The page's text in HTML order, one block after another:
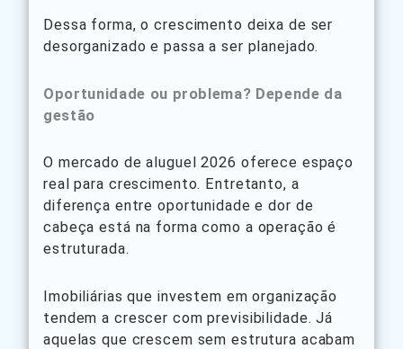
Dessa forma, o crescimento deixa de ser
desorganizado e passa a ser planejado.
Oportunidade ou problema? Depende da
gestão
O mercado de aluguel 2026 oferece espaço
real para crescimento. Entretanto, a
diferença entre oportunidade e dor de
cabeça está na forma como a operação é
estruturada.
Imobiliárias que investem em organização
tendem a crescer com previsibilidade. Já
aquelas que crescem sem estrutura acabam